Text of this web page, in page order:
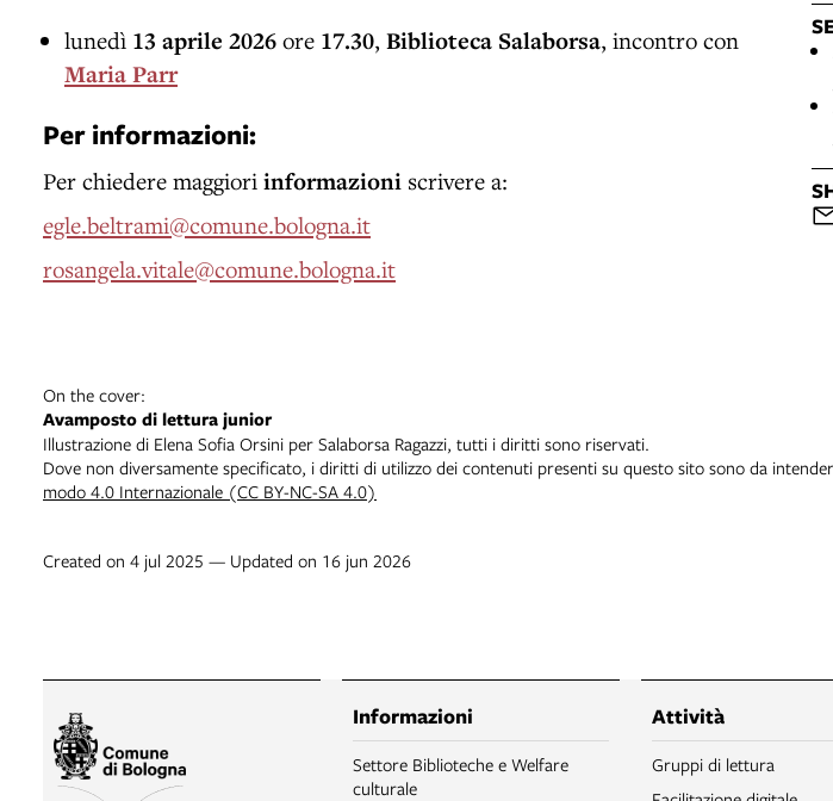
lunedì 13 aprile 2026 ore 17.30, Biblioteca Salaborsa, incontro con
Maria Parr
Per informazioni:
Per chiedere maggiori informazioni scrivere a:
egle.beltrami@comune.bologna.it
rosangela.vitale@comune.bologna.it
On the cover:
Avamposto di lettura junior
Illustrazione di Elena Sofia Orsini per Salaborsa Ragazzi, tutti i diritti sono riservati.
Dove non diversamente specificato, i diritti di utilizzo dei contenuti presenti su questo sito sono da
modo 4.0 Internazionale (CC BY-NC-SA 4.0)
Created on 4 jul 2025 — Updated on 16 jun 2026
Informazioni
Settore Biblioteche e Welfare
culturale
Attività
Gruppi di lettura